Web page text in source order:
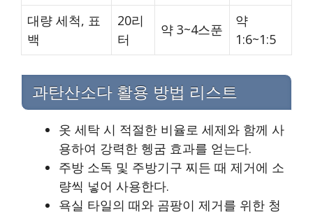
대량 세척, 표
백
20리
터
약 3~4스푼
약
1:6~1:5
과탄산소다 활용 방법 리스트
옷 세탁 시 적절한 비율로 세제와 함께 사
용하여 강력한 헹굼 효과를 얻는다.
주방 소독 및 주방기구 찌든 때 제거에 소
량씩 넣어 사용한다.
욕실 타일의 때와 곰팡이 제거를 위한 청